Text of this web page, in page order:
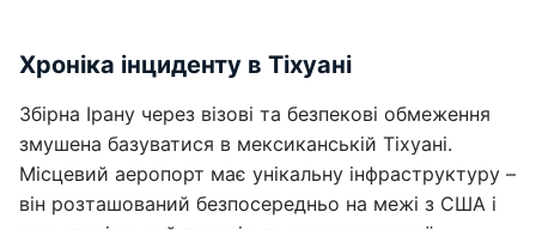
Хроніка інциденту в Тіхуані
Збірна Ірану через візові та безпекові обмеження
змушена базуватися в мексиканській Тіхуані.
Місцевий аеропорт має унікальну інфраструктуру –
він розташований безпосередньо на межі з США і